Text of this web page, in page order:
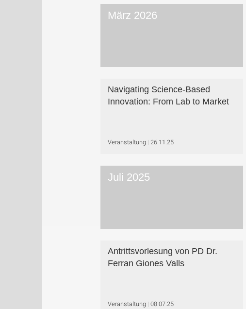
März 2026
Navigating Science-Based
Innovation: From Lab to Market
Veranstaltung 26.11.25
Juli 2025
Antrittsvorlesung von PD Dr.
Ferran Giones Valls
Veranstaltung 08.07.25